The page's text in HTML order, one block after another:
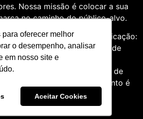
oferecer melhor
o desempenho, analisar
em nosso site e
Aceitar Cookies
Nossa missão é colocar a sua
no caminho do público-alvo.
formados na área de comunicação:
Públicas. Assim, por meio de
anos do setor de seguros,
um trabalho diversificado, de
expertise para o segmento é
desejam contribuir para o